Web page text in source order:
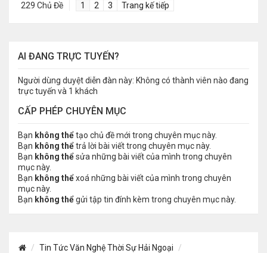
229 Chủ Đề
1 2 3 Trang kế tiếp
AI ĐANG TRỰC TUYẾN?
Người dùng duyệt diễn đàn này: Không có thành viên nào đang
trực tuyến và 1 khách
CẤP PHÉP CHUYÊN MỤC
Bạn không thểtạo chủ đề mới trong chuyên mục này.
Bạn không thểtrả lời bài viết trong chuyên mục này.
Bạn không thểsửa những bài viết của mình trong chuyên
mục này.
Bạn không thểxoá những bài viết của mình trong chuyên
mục này.
Bạn không thểgửi tập tin đính kèm trong chuyên mục này.
Tin Tức Văn Nghệ Thời Sự Hải Ngoại